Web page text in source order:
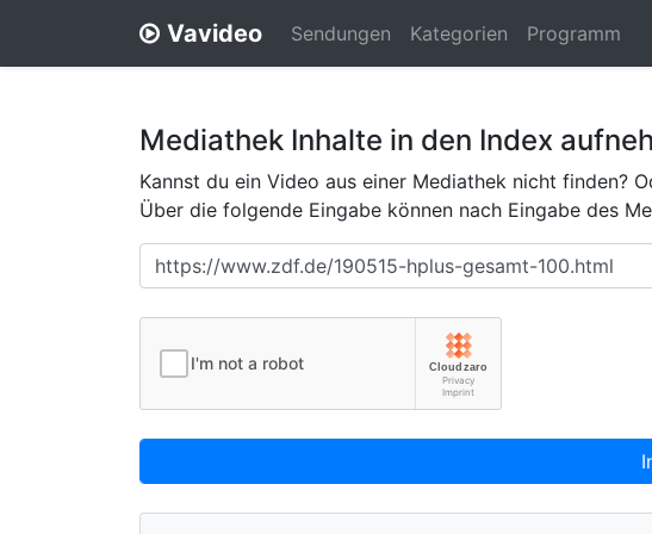
Vavideo Sendungen Kategorien Programm
Mediathek Inhalte in den Index
Kannst du ein Video aus einer Mediathek nicht finden?
Über die folgende Eingabe können nach Eingabe des